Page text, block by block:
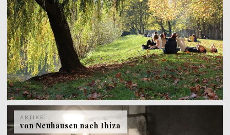
ARTIKEL
von Neuhausen nach Ibiza